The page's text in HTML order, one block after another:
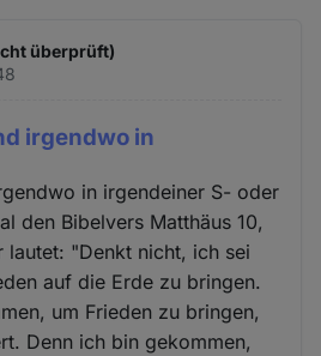
überprüft)
irgendwo in
in irgendeiner S- oder
den Bibelvers Matthäus 10,
lautet: "Denkt nicht, ich sei
auf die Erde zu bringen.
um Frieden zu bringen,
Denn ich bin gekommen,